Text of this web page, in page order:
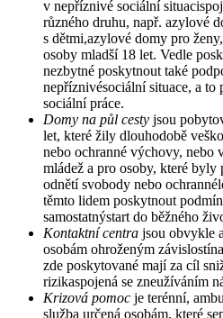
v nepříznivé sociální
různého druhu, např. azylové
s dětmi,azylové domy pro
osoby mladší 18 let. Vedle
nezbytné poskytnout také
nepříznivésociální situace, a to
sociální práce.
Domy na půl cesty jsou
let, které žily dlouhodobě
nebo ochranné výchovy, nebo
mládež a pro osoby, které
odnětí svobody nebo
těmto lidem poskytnout
samostatnýstart do běžného
Kontaktní centra jsou obvykle
osobám ohroženým
zde poskytované mají za cíl
rizikaspojená se zneužíváním
Krizová pomoc je terénní,
služba určená osobám, které